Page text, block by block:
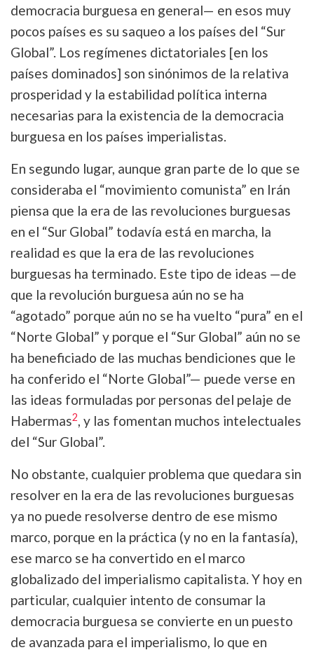
democracia burguesa en general— en esos muy
pocos países es su saqueo a los países del “Sur
Global”. Los regímenes dictatoriales [en los
países dominados] son sinónimos de la relativa
prosperidad y la estabilidad política interna
necesarias para la existencia de la democracia
burguesa en los países imperialistas.
En segundo lugar, aunque gran parte de lo que se
consideraba el “movimiento comunista” en Irán
piensa que la era de las revoluciones burguesas
en el “Sur Global” todavía está en marcha, la
realidad es que la era de las revoluciones
burguesas ha terminado. Este tipo de ideas —de
que la revolución burguesa aún no se ha
“agotado” porque aún no se ha vuelto “pura” en el
“Norte Global” y porque el “Sur Global” aún no se
ha beneficiado de las muchas bendiciones que le
ha conferido el “Norte Global”— puede verse en
las ideas formuladas por personas del pelaje de
Habermas2, y las fomentan muchos intelectuales
del “Sur Global”.
No obstante, cualquier problema que quedara sin
resolver en la era de las revoluciones burguesas
ya no puede resolverse dentro de ese mismo
marco, porque en la práctica (y no en la fantasía),
ese marco se ha convertido en el marco
globalizado del imperialismo capitalista. Y hoy en
particular, cualquier intento de consumar la
democracia burguesa se convierte en un puesto
de avanzada para el imperialismo, lo que en